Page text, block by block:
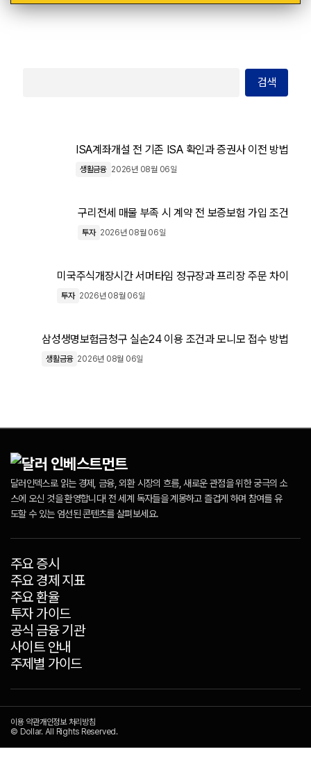
검색
ISA계좌개설 전 기존 ISA 확인과 증권사 이전 방법
생활금융 2026년 08월 06일
구리전세 매물 부족 시 계약 전 보증보험 가입 조건
투자 2026년 08월 06일
미국주식개장시간 서머타임 정규장과 프리장 주문 차이
투자 2026년 08월 06일
삼성생명보험금청구 실손24 이용 조건과 모니모 접수 방법
생활금융 2026년 08월 06일
달러인덱스로 읽는 경제, 금융, 외환 시장의 흐름, 새로운 관점을 위한 궁극의 소
스에 오신 것을 환영합니다! 전 세계 독자들을 계몽하고 즐겁게 하며 참여를 유
도할 수 있는 엄선된 콘텐츠를 살펴보세요.
주요 증시
주요 경제 지표
주요 환율
투자 가이드
공식 금융 기관
사이트 안내
주제별 가이드
이용 약관개인정보 처리방침
© Dollar. All Rights Reserved.